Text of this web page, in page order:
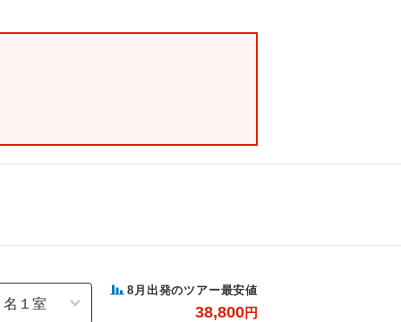
8 月出発のツアー最安値
38,800円